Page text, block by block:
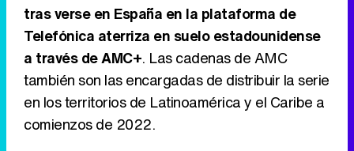
tras verse en España en la plataforma de
Telefónica aterriza en suelo estadounidense
a través de AMC+. Las cadenas de AMC
también son las encargadas de distribuir la serie
en los territorios de Latinoamérica y el Caribe a
comienzos de 2022.